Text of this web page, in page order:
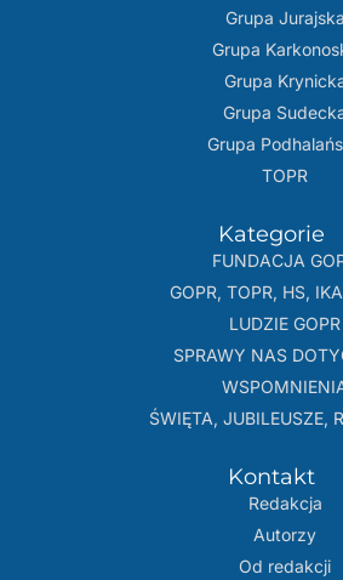
Grupa Jurajska
Grupa
Grupa
Grupa
Grupa
TOPR
Kategorie
FUNDACJA
GOPR, TOPR, HS,
LUDZIE GOPR
SPRAWY NAS
ŚWIĘTA, JUBILEUSZE,
Kontakt
Redakcja
Autorzy
Od redakcji